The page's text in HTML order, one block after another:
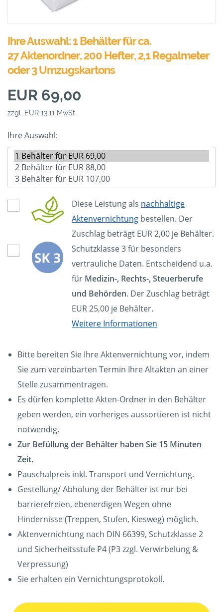
Ihre Auswahl: 1 Behälter für ca.
27 Aktenordner, 200 Hefter, 2,1 Regalmeter
oder 3 Umzugskartons
EUR 69,00
zzgl. EUR 13,11 MwSt.
Ihre Auswahl:
Diese Leistung als nachhaltige
Aktenvernichtung bestellen. Der
Zuschlag beträgt EUR 2,00 je Behälter.
Schutzklasse 3 für besonders
vertrauliche Daten. Entscheidend u.a.
für Medizin-, Rechts-, Steuerberufe
und Behörden. Der Zuschlag beträgt
EUR 25,00 je Behälter.
Weitere Informationen
Bitte bereiten Sie Ihre Aktenvernichtung vor, indem
Sie zum vereinbarten Termin Ihre Altakten an einer
Stelle zusammentragen.
Es dürfen komplette Akten-Ordner in den Behälter
geben werden, ein vorheriges aussortieren ist nicht
notwendig.
Zur Befüllung der Behälter haben Sie 15 Minuten
Zeit.
Pauschalpreis inkl. Transport und Vernichtung.
Gestellung/ Abholung der Behälter ist nur bei
barrierefreien, ebenerdigen Wegen ohne
Hindernisse (Treppen, Stufen, Kiesweg) möglich.
Aktenvernichtung nach DIN 66399, Schutzklasse 2
und Sicherheitsstufe P4 (P3 zzgl. Verwirbelung &
Verpressung)
Sie erhalten ein Vernichtungsprotokoll.